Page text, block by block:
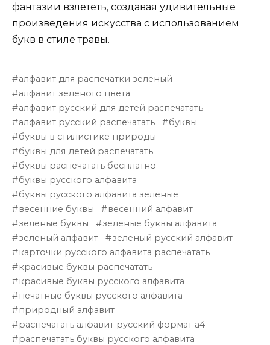
фантазии взлететь, создавая удивительные
произведения искусства с использованием
букв в стиле травы.
алфавит для распечатки зеленый
алфавит зеленого цвета
алфавит русский для детей распечатать
алфавит русский распечатать
буквы
буквы в стилистике природы
буквы для детей распечатать
буквы распечатать бесплатно
буквы русского алфавита
буквы русского алфавита зеленые
весенние буквы
весенний алфавит
зеленые буквы
зеленые буквы алфавита
зеленый алфавит
зеленый русский алфавит
карточки русского алфавита распечатать
красивые буквы распечатать
красивые буквы русского алфавита
печатные буквы русского алфавита
природный алфавит
распечатать алфавит русский формат а4
распечатать буквы русского алфавита